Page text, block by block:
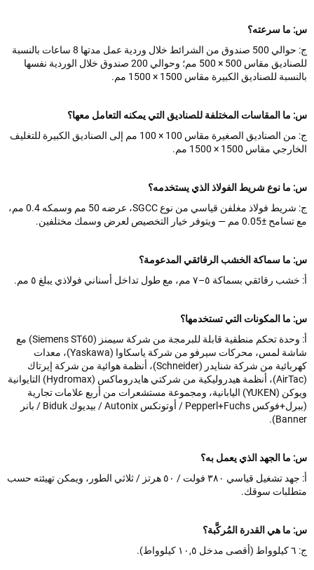
سرعته؟
ج: حوالي 500 صندوق من الشرائط خلال وردية عمل مدتها 8 ساعات بالنسبة
للصناديق مقاس 500 × 500 مم؛ وحوالي 200 صندوق خلال الوردية نفسها
للصناديق الكبيرة مقاس 1500 × 1500 مم.
المقاسات المختلفة للصناديق التي يمكنه التعامل معها؟
ج: من الصناديق الصغيرة مقاس 100 × 100 مم إلى الصناديق الكبيرة للتغليف
مقاس 1500 × 1500 مم.
نوع شريط الفولاذ الذي يستخدمه؟
ج: شريط فولاذ مغلفن قياسي من نوع SGCC، عرضه 50 مم وسمكه 0.4 مم،
ويتوفر خيار التخصيص لعرض وسمك مختلفين.
سماكة الخشب الرقائقي المدعومة؟
بسماكة ٥–٧ مم، مع طول تداخل أسناني فولاذي يبلغ ٥ مم.
المكونات التي تستخدمها؟
أ: وحدة تحكم منطقية قابلة للبرمجة من شركة سيمنز (Siemens ST60) مع
شاشة لمس، محركات سيرفو من شركة ياسكاوا (Yaskawa)، معدات
كهربائية من شركة شنايدر (Schneider)، أنظمة هوائية من شركة إيرتاك
(AirTac)، أنظمة هيدروليكية من شركتي هايدروماكس (Hydromax) التايوانية
ويوكن (YUKEN) اليابانية، ومجموعة مستشعرات من أربع علامات تجارية
(ببرل+فوكس Pepperl+Fuchs / أوتونكس Autonix / بيديوك Biduk / بانر
الجهد الذي يعمل به؟
أ: جهد تشغيل قياسي ٣٨٠ فولت / ٥٠ هرتز / ثلاثي الطور، ويمكن تهيئته حسب
سوقك.
هي القدرة المُركَّبة؟